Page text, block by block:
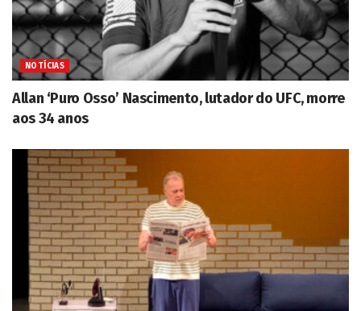
NOTÍCIAS
Allan ‘Puro Osso’ Nascimento, lutador do UFC, morre
aos 34 anos